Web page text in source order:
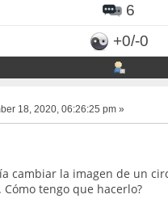
6
+0/-0
18, 2020, 06:26:25 pm »
cambiar la imagen de un
Cómo tengo que hacerlo?